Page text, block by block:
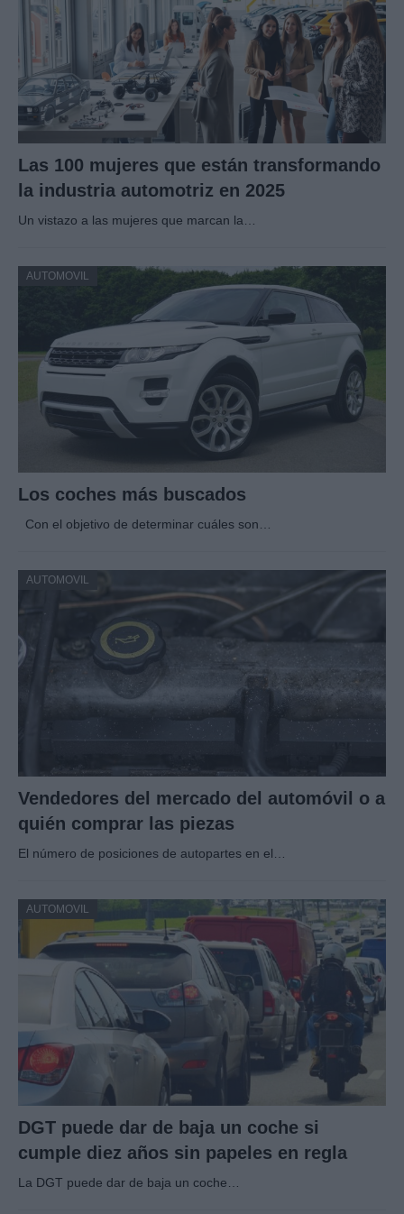
Las 100 mujeres que están transformando
la industria automotriz en 2025
Un vistazo a las mujeres que marcan la…
AUTOMOVIL
Los coches más buscados
Con el objetivo de determinar cuáles son…
AUTOMOVIL
Vendedores del mercado del automóvil o a
quién comprar las piezas
El número de posiciones de autopartes en el…
AUTOMOVIL
DGT puede dar de baja un coche si
cumple diez años sin papeles en regla
La DGT puede dar de baja un coche…